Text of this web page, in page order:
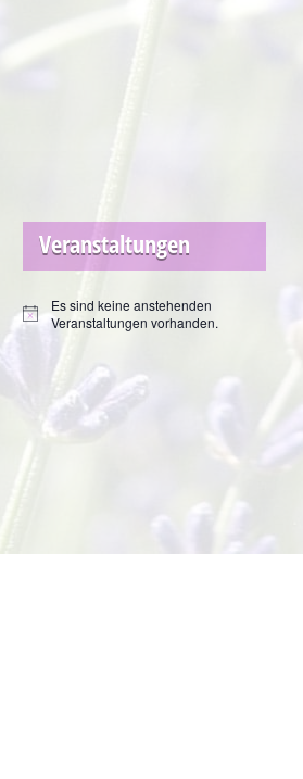
Veranstaltungen
Hinweis
Es sind keine anstehenden
Veranstaltungen vorhanden.